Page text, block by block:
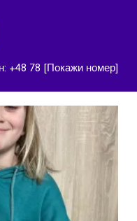
+48 78 [Покажи номер]